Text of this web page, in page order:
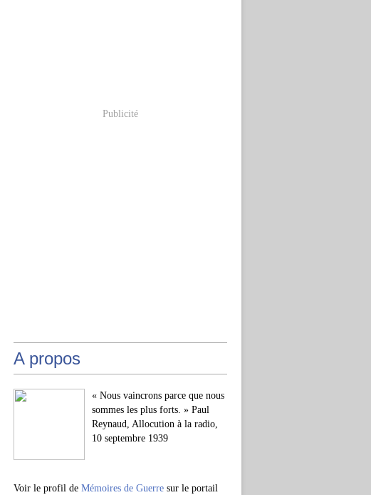
Publicité
A propos
« Nous vaincrons parce que nous
sommes les plus forts. » Paul
Reynaud, Allocution à la radio,
10 septembre 1939
Voir le profil de Mémoires de Guerre sur le portail